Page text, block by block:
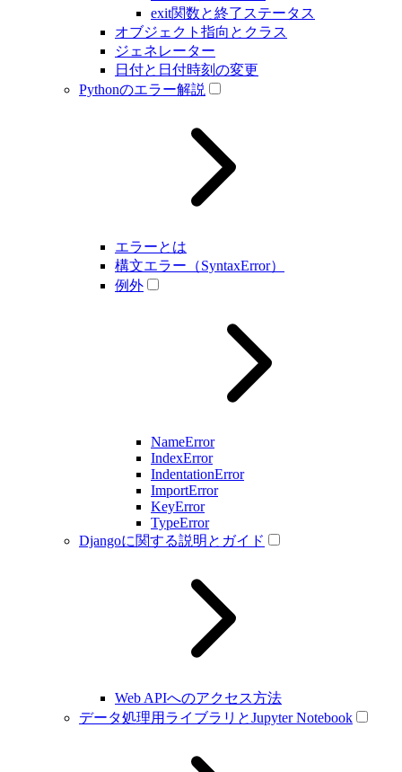
exit関数と終了ステータス
オブジェクト指向とクラス
ジェネレーター
日付と日付時刻の変更
Pythonのエラー解説
エラーとは
構文エラー（SyntaxError）
例外
NameError
IndexError
IndentationError
ImportError
KeyError
TypeError
Djangoに関する説明とガイド
Web APIへのアクセス方法
データ処理用ライブラリとJupyter Notebook